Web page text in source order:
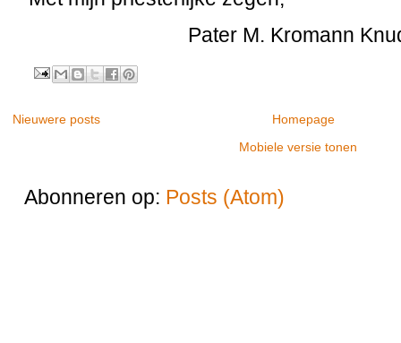
Pater M. Kromann
Nieuwere posts
Homepage
Mobiele versie tonen
Abonneren op: Posts (Atom)